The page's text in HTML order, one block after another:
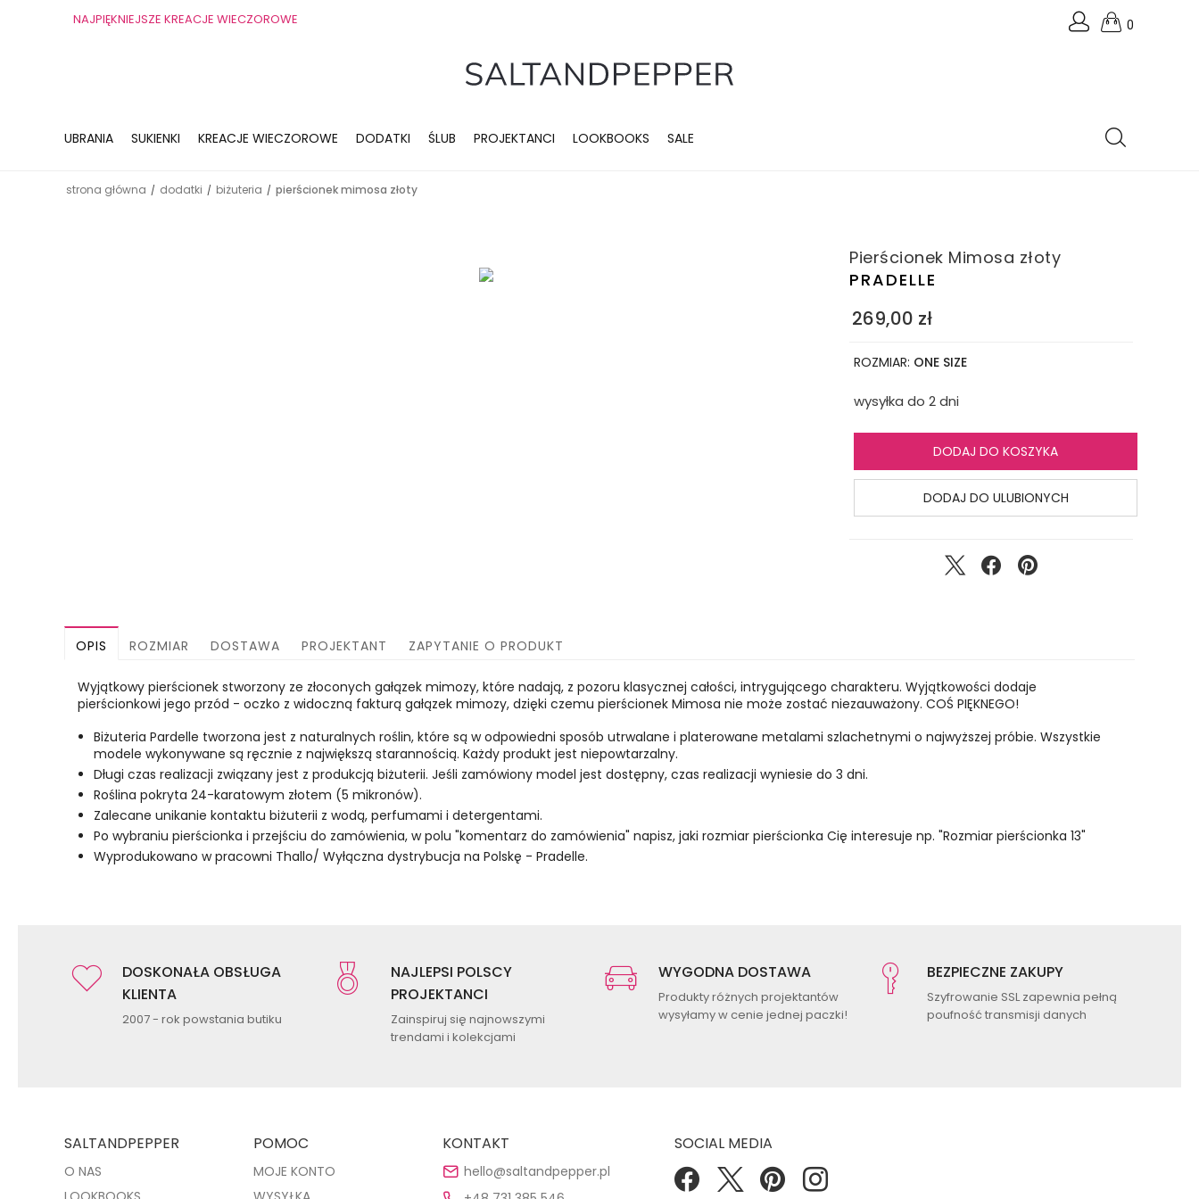
NAJPIĘKNIEJSZE KREACJE WIECZOROWE 0
UBRANIA SUKIENKI KREACJE WIECZOROWE DODATKI ŚLUB PROJEKTANCI LOOKBOOKS SALE
strona główna / dodatki / biżuteria / pierścionek mimosa złoty
Pierścionek Mimosa złoty
PRADELLE
269,00 zł
ROZMIAR: ONE SIZE
wysyłka do 2 dni
DODAJ DO KOSZYKA
DODAJ DO ULUBIONYCH
OPIS ROZMIAR DOSTAWA PROJEKTANT ZAPYTANIE O PRODUKT
Wyjątkowy pierścionek stworzony ze złoconych gałązek mimozy, które nadają, z pozoru klasycznej całości, intrygującego charakteru. Wyjątkowości dodaje
pierścionkowi jego przód - oczko z widoczną fakturą gałązek mimozy, dzięki czemu pierścionek Mimosa nie może zostać niezauważony. COŚ PIĘKNEGO!
Biżuteria Pardelle tworzona jest z naturalnych roślin, które są w odpowiedni sposób utrwalane i platerowane metalami szlachetnymi o najwyższej próbie. Wszystkie
modele wykonywane są ręcznie z największą starannością. Każdy produkt jest niepowtarzalny.
Długi czas realizacji związany jest z produkcją biżuterii. Jeśli zamówiony model jest dostępny, czas realizacji wyniesie do 3 dni.
Roślina pokryta 24-karatowym złotem (5 mikronów).
Zalecane unikanie kontaktu biżuterii z wodą, perfumami i detergentami.
Po wybraniu pierścionka i przejściu do zamówienia, w polu "komentarz do zamówienia" napisz, jaki rozmiar pierścionka Cię interesuje np. "Rozmiar pierścionka 13"
Wyprodukowano w pracowni Thallo/ Wyłączna dystrybucja na Polskę - Pradelle.
DOSKONAŁA OBSŁUGA
KLIENTA
2007 - rok powstania butiku
NAJLEPSI POLSCY
PROJEKTANCI
Zainspiruj się najnowszymi
trendami i kolekcjami
WYGODNA DOSTAWA
Produkty różnych projektantów
wysyłamy w cenie jednej paczki!
BEZPIECZNE ZAKUPY
Szyfrowanie SSL zapewnia pełną
poufność transmisji danych
SALTANDPEPPER
O NAS
POMOC
MOJE KONTO
KONTAKT
hello@saltandpepper.pl
SOCIAL MEDIA